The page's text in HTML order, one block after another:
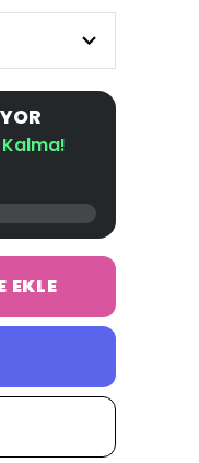
EKLE